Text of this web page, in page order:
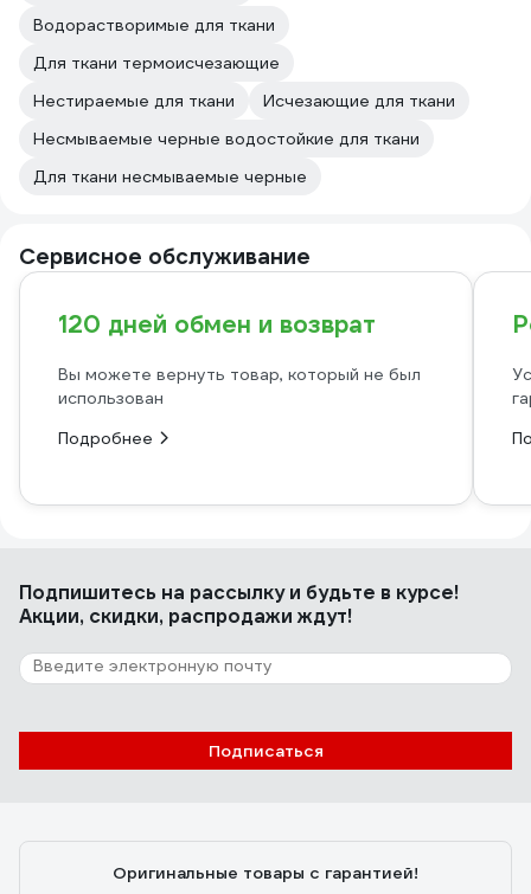
Водорастворимые для ткани
Для ткани термоисчезающие
Нестираемые для ткани
Исчезающие для ткани
Несмываемые черные водостойкие для ткани
Для ткани несмываемые черные
Сервисное обслуживание
120 дней обмен и возврат
Вы можете вернуть товар, который не был
использован
Подробнее
Подпишитесь на рассылкуи будьте в курсе!
Акции, скидки, распродажи ждут!
Подписаться
Оригинальные товары с гарантией!